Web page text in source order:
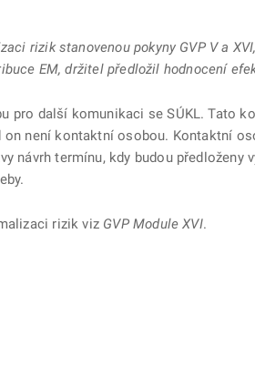
rizik stanovenou pokyny GVP V a
EM, držitel předložil hodnocení
další komunikaci se SÚKL. Tato
není kontaktní osobou. Kontaktní
návrh termínu, kdy budou předloženy
rizik viz GVP Module XVI.